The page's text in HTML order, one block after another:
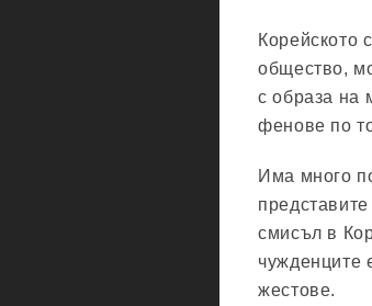
Корейското
общество,
с образа на
фенове по
Има много
смисъл в
чужденците
жестове.